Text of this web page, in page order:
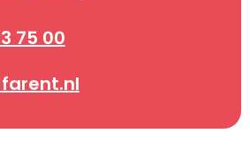
75 00